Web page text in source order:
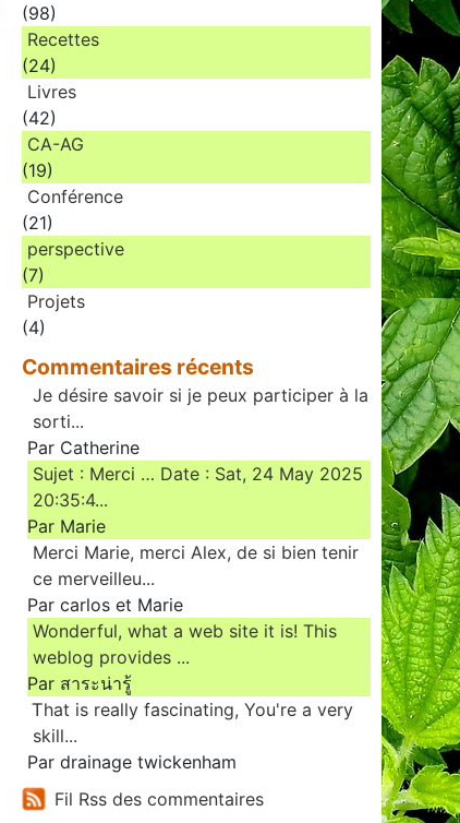
(98)
Recettes
(24)
Livres
(42)
CA-AG
(19)
Conférence
(21)
perspective
(7)
Projets
(4)
Commentaires récents
Je désire savoir si je peux participer à la
sorti...
Par Catherine
Sujet : Merci … Date : Sat, 24 May 2025
20:35:4...
Par Marie
Merci Marie, merci Alex, de si bien tenir
ce merveilleu...
Par carlos et Marie
Wonderful, what a web site it is! This
weblog provides ...
Par สาระน่ารู้
Ꭲhat is really fascinating, You'rе a very
skill...
Par drainage twickenham
Fil Rss des commentaires